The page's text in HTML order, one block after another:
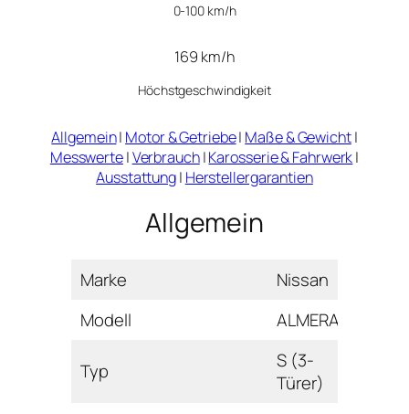
0-100 km/h
169 km/h
Höchstgeschwindigkeit
Allgemein| Motor & Getriebe| Maße & Gewicht|
Messwerte|Verbrauch|Karosserie & Fahrwerk|
Ausstattung| Herstellergarantien
Allgemein
Marke
Nissan
Modell
ALMERA
Typ
S (3-
Türer)